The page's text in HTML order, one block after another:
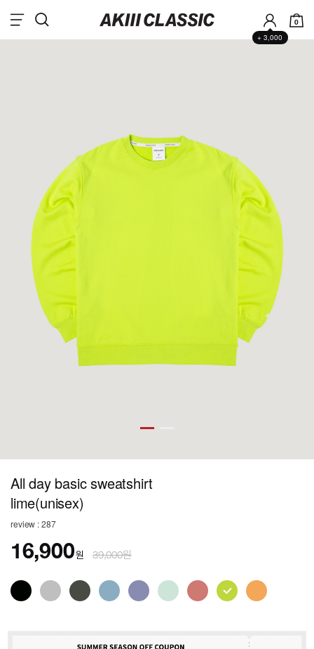
+ 3,000
0
All day basic sweatshirt
lime(unisex)
review : 287
16,900원 39,000원